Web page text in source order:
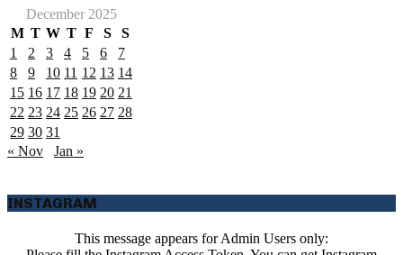
December 2025
M T W T F S
S
1
2 3 4 5 6
7
8
9 10 11 12 13 14
15 16 17 18 19 20 21
22 23 24 25 26 27 28
29 30 31
« Nov
Jan »
INSTAGRAM
This message appears for Admin Users only: